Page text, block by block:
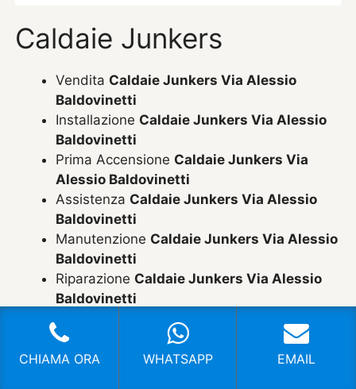
Caldaie Junkers
Vendita Caldaie Junkers Via Alessio
Baldovinetti
Installazione Caldaie Junkers Via Alessio
Baldovinetti
Prima Accensione Caldaie Junkers Via
Alessio Baldovinetti
Assistenza Caldaie Junkers Via Alessio
Baldovinetti
Manutenzione Caldaie Junkers Via Alessio
Baldovinetti
Riparazione Caldaie Junkers Via Alessio
Baldovinetti
Caldaie Junkers Via
Alessio Baldovinetti
Sostituzione
Caldaie Junkers Via Alessio
CHIAMA ORA WHATSAPP EMAIL